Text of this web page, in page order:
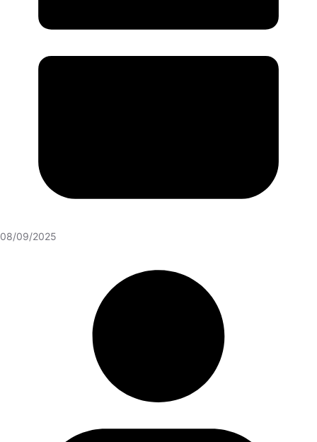
08/09/2025